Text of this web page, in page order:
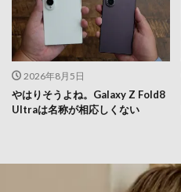
2026年8月5日
やはりそうよね。Galaxy Z Fold8
Ultraは名称が相応しくない